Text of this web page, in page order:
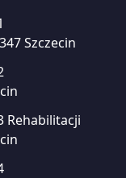
Szczecin
Rehabilitacji